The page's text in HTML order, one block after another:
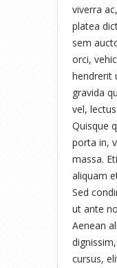
viverra
platea
sem
orci,
hendrerit
gravida
vel,
Quisque
porta in,
massa.
aliquam
Sed
ut ante
Aenean
cursus,